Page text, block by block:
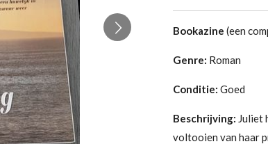
Bookazine (een
Genre: Roman
Conditie: Goed
Beschrijving: Juliet
voltooien van haar